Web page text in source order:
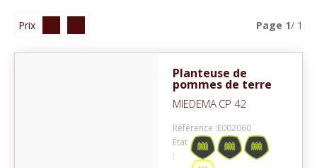
Prix Page 1/ 1
Planteuse de
pommes de terre
MIEDEMA CP 42
Référence :E002060
État
: